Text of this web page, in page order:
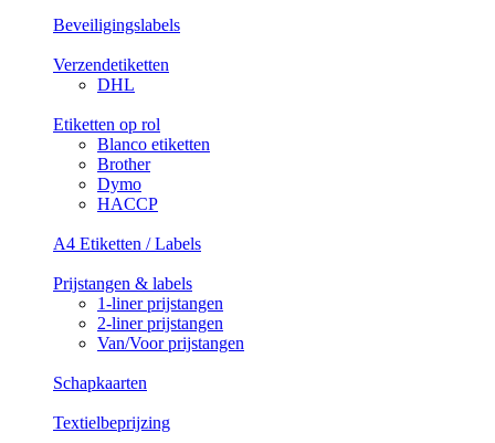
Beveiligingslabels
Verzendetiketten
DHL
Etiketten op rol
Blanco etiketten
Brother
Dymo
HACCP
A4 Etiketten / Labels
Prijstangen & labels
1-liner prijstangen
2-liner prijstangen
Van/Voor prijstangen
Schapkaarten
Textielbeprijzing